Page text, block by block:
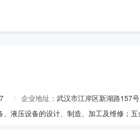
企业地址： 武汉市江岸区新湖路157号